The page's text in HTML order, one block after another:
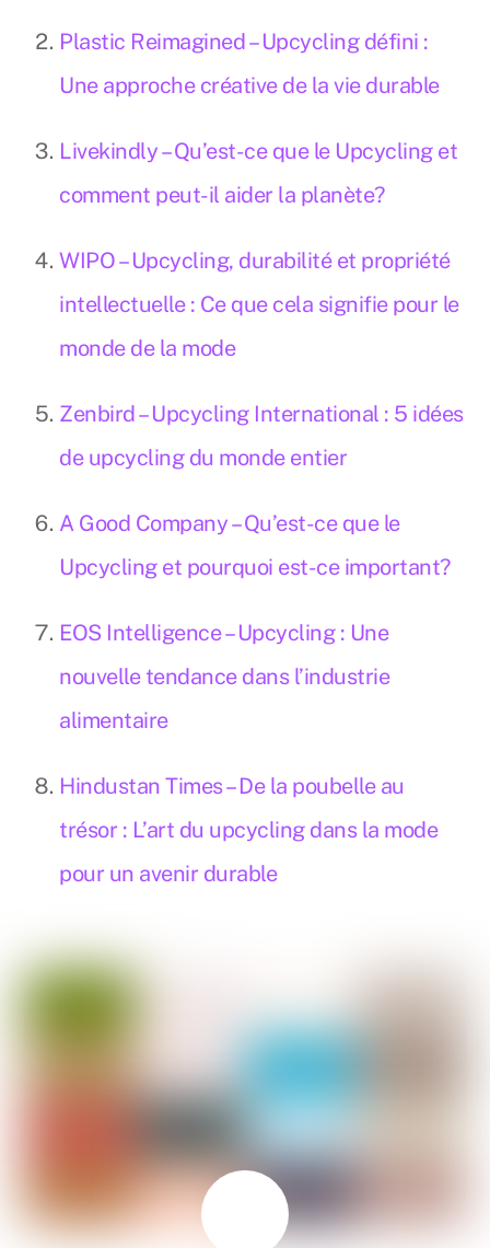
Plastic Reimagined – Upcycling défini :
Une approche créative de la vie durable
Livekindly – Qu’est-ce que le Upcycling et
comment peut-il aider la planète?
WIPO – Upcycling, durabilité et propriété
intellectuelle : Ce que cela signifie pour le
monde de la mode
Zenbird – Upcycling International : 5 idées
de upcycling du monde entier
A Good Company – Qu’est-ce que le
Upcycling et pourquoi est-ce important?
EOS Intelligence – Upcycling : Une
nouvelle tendance dans l’industrie
alimentaire
Hindustan Times – De la poubelle au
trésor : L’art du upcycling dans la mode
pour un avenir durable